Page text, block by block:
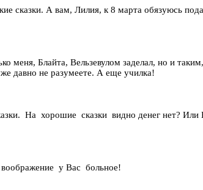
сказки. А вам, Лилия, к 8 марта обязуюсь
меня, Блайта, Вельзевулом заделал, но и
давно не разумеете. А еще училка!
На хорошие сказки видно денег нет? Или
у Вас больное!